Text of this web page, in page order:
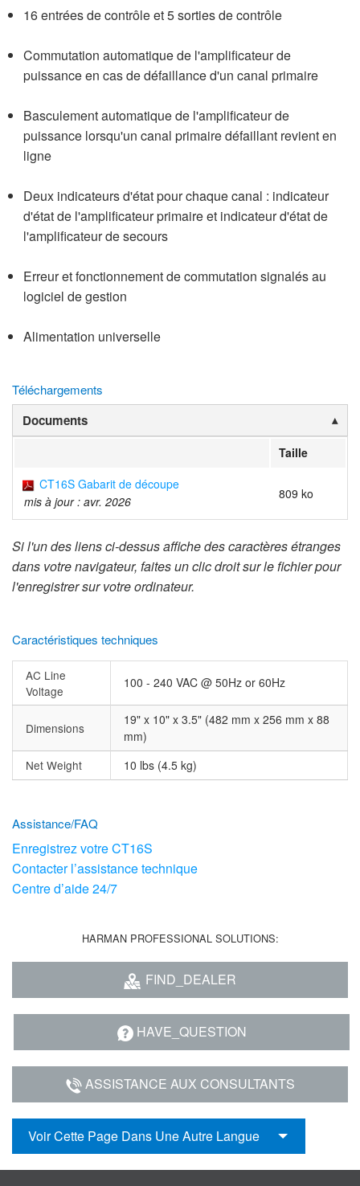
16 entrées de contrôle et 5 sorties de contrôle
Commutation automatique de l'amplificateur de
puissance en cas de défaillance d'un canal primaire
Basculement automatique de l'amplificateur de
puissance lorsqu'un canal primaire défaillant revient en
ligne
Deux indicateurs d'état pour chaque canal : indicateur
d'état de l'amplificateur primaire et indicateur d'état de
l'amplificateur de secours
Erreur et fonctionnement de commutation signalés au
logiciel de gestion
Alimentation universelle
Téléchargements
Documents
Taille
CT16S Gabarit de découpe
mis à jour : avr. 2026
809 ko
Si l'un des liens ci-dessus affiche des caractères étranges
dans votre navigateur, faites un clic droit sur le fichier pour
l'enregistrer sur votre ordinateur.
Caractéristiques techniques
AC Line
Voltage
100 - 240 VAC @ 50Hz or 60Hz
Dimensions
19" x 10" x 3.5" (482 mm x 256 mm x 88
mm)
Net Weight
10 lbs (4.5 kg)
Assistance/FAQ
Enregistrez votre CT16S
Contacter l’assistance technique
Centre d’aide 24/7
HARMAN PROFESSIONAL SOLUTIONS:
FIND_DEALER
HAVE_QUESTION
ASSISTANCE AUX CONSULTANTS
Voir Cette Page Dans Une Autre Langue